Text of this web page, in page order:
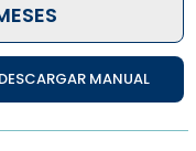
DESCARGAR MANUAL